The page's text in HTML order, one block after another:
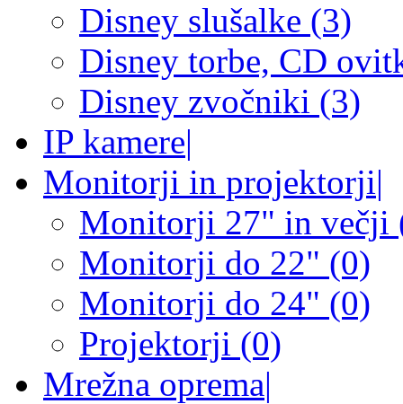
Disney slušalke (3)
Disney torbe, CD
Disney zvočniki (3)
IP kamere|
Monitorji in projektorji|
Monitorji 27" in večji
Monitorji do 22" (0)
Monitorji do 24" (0)
Projektorji (0)
Mrežna oprema|